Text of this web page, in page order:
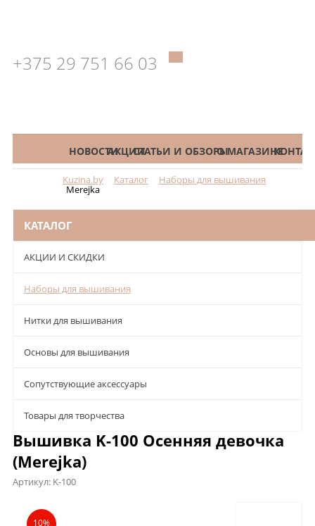
+375 29 751 66 03
КАТАЛОГНОВОСТИАКЦИИСТАТЬИ И ОБЗОРЫО МАГАЗИНЕ
Kuzina.by Каталог Наборы для вышивания
Merejka
КАТАЛОГ
АКЦИИ И СКИДКИ
Наборы для вышивания
Нитки для вышивания
Основы для вышивания
Сопутствующие аксессуары
Товары для творчества
Вышивка K-100 Осенняя девочка
(Merejka)
Артикул: K-100
Описание
10%